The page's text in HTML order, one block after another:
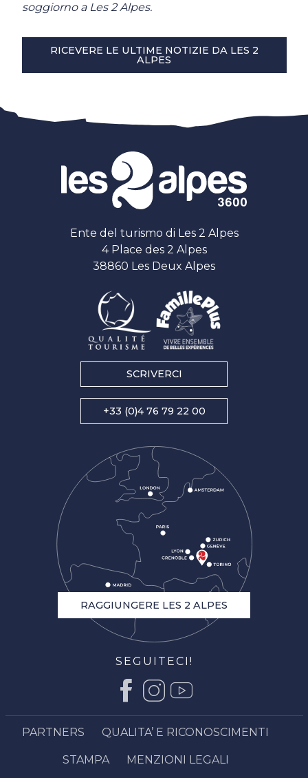
soggiorno a Les 2 Alpes.
RICEVERE LE ULTIME NOTIZIE DA LES 2
ALPES
Ente del turismo di Les 2 Alpes
4 Place des 2 Alpes
38860 Les Deux Alpes
SCRIVERCI
+33 (0)4 76 79 22 00
RAGGIUNGERE LES 2 ALPES
SEGUITECI!
PARTNERS QUALITA’ E RICONOSCIMENTI
STAMPA MENZIONI LEGALI